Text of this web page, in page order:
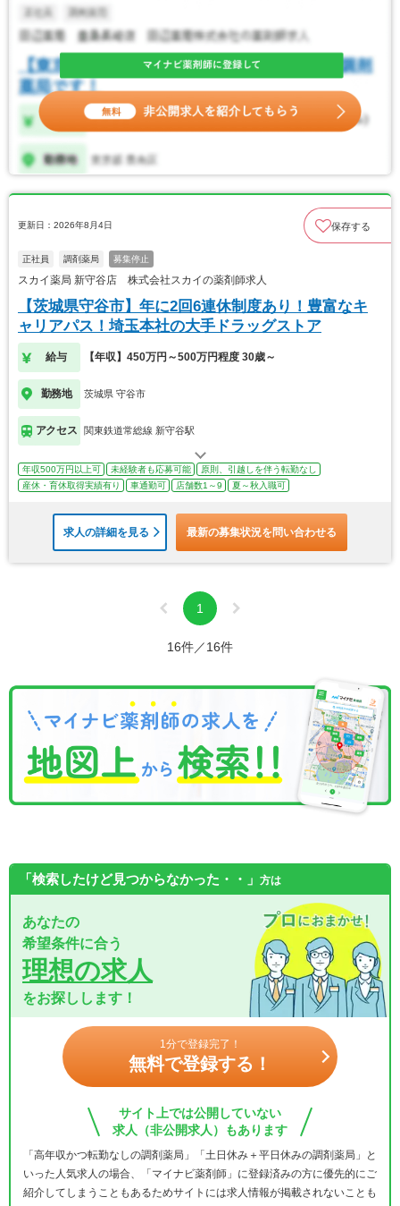
更新日：2026年8月4日 保存する
正社員 調剤薬局 募集停止
スカイ薬局 新守谷店 株式会社スカイの薬剤師求人
【茨城県守谷市】年に2回6連休制度あり！豊富なキ
ャリアパス！埼玉本社の大手ドラッグストア
給与 【年収】450万円～500万円程度 30歳～
勤務地 茨城県 守谷市
アクセス 関東鉄道常総線 新守谷駅
年収500万円以上可 未経験者も応募可能
原則、引越しを伴う転勤なし
産休・育休取得実績有り
車通勤可 店舗数1～9 夏～秋入職可
求人の詳細を見る 最新の募集状況を問い合わせる
1
16件／16件
「検索したけど見つからなかった・・」 方は
あなたの
希望条件に合う
理想の求人
をお探しします！
1分で登録完了！
無料で登録する！
サイト上では公開していない
求人（非公開求人）もあります
「高年収かつ転勤なしの調剤薬局」「土日休み＋平日休みの調剤薬局」と
いった人気求人の場合、「マイナビ薬剤師」に登録済みの方に優先的にご
紹介してしまうこともあるためサイトには求人情報が掲載されないことも